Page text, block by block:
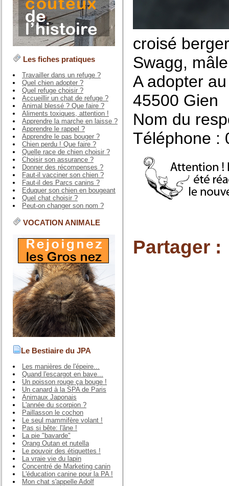
Les fiches pratiques
Travailler dans un refuge ?
Quel chien adopter ?
Quel refuge choisir ?
Accueillir un chat de refuge ?
Animal blessé ? Que faire ?
Aliments toxiques, attention !
Apprendre la marche en laisse ?
Apprendre le rappel ?
Apprendre le pas bouger ?
Chien perdu ! Que faire ?
Quelle race de chien choisir ?
Choisir son assurance ?
Donner des récompenses ?
Faut-il vacciner son chien ?
Faut-il des Parcs canins ?
Eduquer son chien en bougeant
Quel chat choisir ?
Peut-on changer son nom ?
VOCATION ANIMALE
Le Bestiaire du JPA
Les manières de l'épeire...
Quand l'escargot en bave...
Un poisson rouge ça bouge !
Un canard à la SPA de Paris
Animaux Japonais
L'année du scorpion ?
Paillasson le cochon
Le seul mammifère volant !
Pas si bête: l'âne !
La pie "bavarde"
Orang Outan et nutella
Le pouvoir des étiquettes !
La vraie vie du lapin
Concentré de Marketing canin
L'éducation canine pour la PA !
Mon chat s'appelle Adolf
croisé berger
Swagg,
A adopter
45500 Gien
Nom du
Téléphone :
Partager :